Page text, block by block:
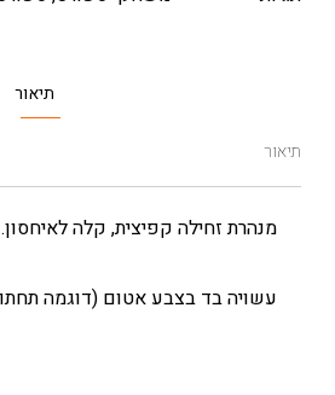
תיאור
תיאור
מנהרת זחילה קפיצית, קלה לאיחסון.
עשויה בד בצבע אטום (דוגמה